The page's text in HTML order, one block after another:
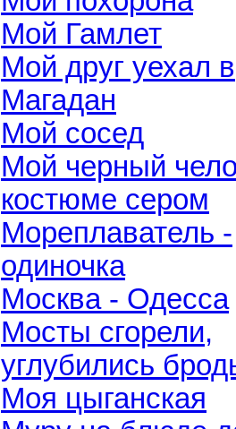
Мой Гамлет
Мой друг уехал в
Магадан
Мой сосед
Мой черный
костюме сером
Мореплаватель -
одиночка
Москва - Одесса
Мосты сгорели,
углубились
Моя цыганская